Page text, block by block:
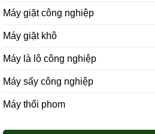
Máy giặt công nghiệp
Máy giặt khô
Máy là lô công nghiệp
Máy sấy công nghiệp
Máy thổi phom